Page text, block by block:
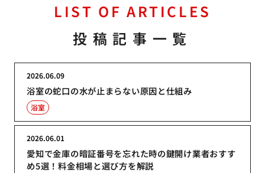
LIST OF ARTICLES
投稿記事一覧
浴室の蛇口の水が止まらない原因と仕組み
2026.06.09
浴室
愛知で金庫の暗証番号を忘れた時の鍵開け業者おすす
め5選！料金相場と選び方を解説
2026.06.01